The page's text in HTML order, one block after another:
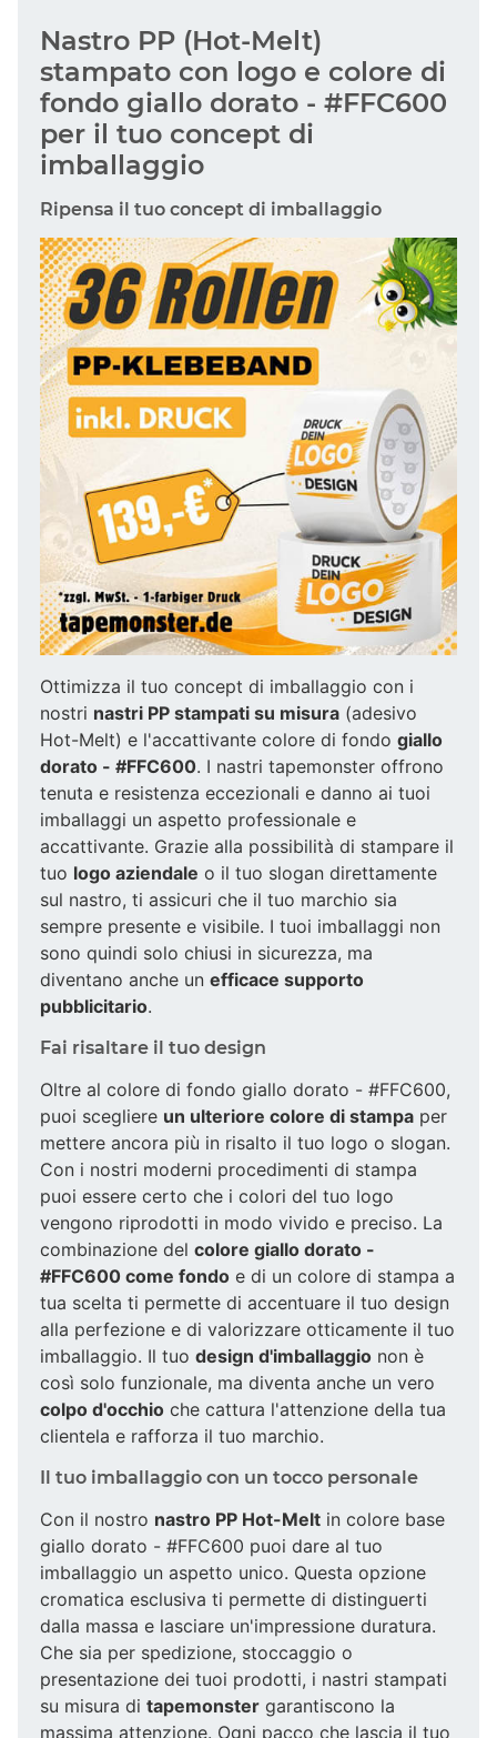
Nastro PP (Hot-Melt)
stampato con logo e colore di
fondo giallo dorato - #FFC600
per il tuo concept di
imballaggio
Ripensa il tuo concept di imballaggio
Ottimizza il tuo concept di imballaggio con i
nostri nastri PP stampati su misura (adesivo
Hot-Melt) e l'accattivante colore di fondo giallo
dorato - #FFC600. I nastri tapemonster offrono
tenuta e resistenza eccezionali e danno ai tuoi
imballaggi un aspetto professionale e
accattivante. Grazie alla possibilità di stampare il
tuo logo aziendale o il tuo slogan direttamente
sul nastro, ti assicuri che il tuo marchio sia
sempre presente e visibile. I tuoi imballaggi non
sono quindi solo chiusi in sicurezza, ma
diventano anche un efficace supporto
pubblicitario.
Fai risaltare il tuo design
Oltre al colore di fondo giallo dorato - #FFC600,
puoi scegliere un ulteriore colore di stampa per
mettere ancora più in risalto il tuo logo o slogan.
Con i nostri moderni procedimenti di stampa
puoi essere certo che i colori del tuo logo
vengono riprodotti in modo vivido e preciso. La
combinazione del colore giallo dorato -
#FFC600 come fondo e di un colore di stampa a
tua scelta ti permette di accentuare il tuo design
alla perfezione e di valorizzare otticamente il tuo
imballaggio. Il tuo design d'imballaggio non è
così solo funzionale, ma diventa anche un vero
colpo d'occhio che cattura l'attenzione della tua
clientela e rafforza il tuo marchio.
Il tuo imballaggio con un tocco personale
Con il nostro nastro PP Hot-Melt in colore base
giallo dorato - #FFC600 puoi dare al tuo
imballaggio un aspetto unico. Questa opzione
cromatica esclusiva ti permette di distinguerti
dalla massa e lasciare un'impressione duratura.
Che sia per spedizione, stoccaggio o
presentazione dei tuoi prodotti, i nastri stampati
su misura di tapemonster garantiscono la
massima attenzione. Ogni pacco che lascia il tuo